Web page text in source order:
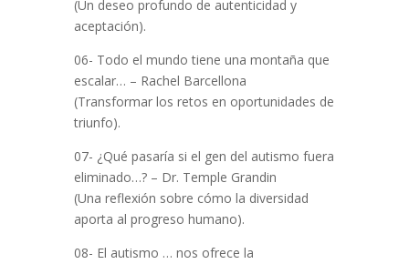
(Un deseo profundo de autenticidad y
aceptación).
06- Todo el mundo tiene una montaña que
escalar… – Rachel Barcellona
(Transformar los retos en oportunidades de
triunfo).
07- ¿Qué pasaría si el gen del autismo fuera
eliminado…? – Dr. Temple Grandin
(Una reflexión sobre cómo la diversidad
aporta al progreso humano).
08- El autismo … nos ofrece la